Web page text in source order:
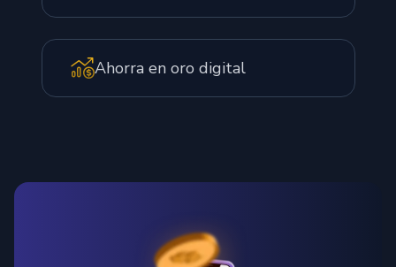
Ahorra en oro digital